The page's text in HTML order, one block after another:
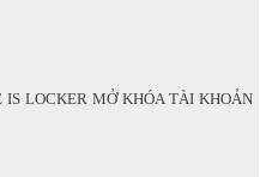
LOCKER MỞ KHÓA TÀI KHOẢN